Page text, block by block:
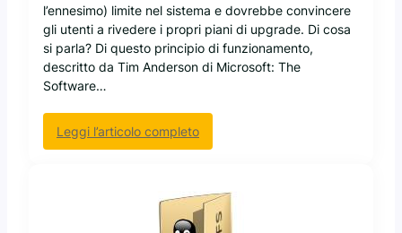
l’ennesimo) limite nel sistema e dovrebbe convincere
gli utenti a rivedere i propri piani di upgrade. Di cosa
si parla? Di questo principio di funzionamento,
descritto da Tim Anderson di Microsoft: The
Software…
Leggi l’articolo completo:
W
d
o